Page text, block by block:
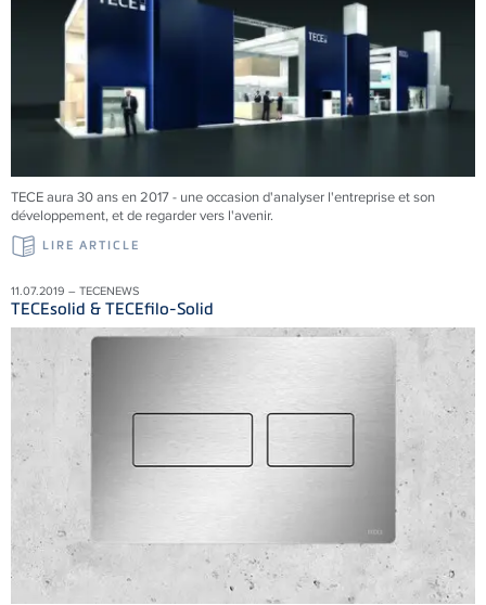
TECE aura 30 ans en 2017 - une occasion d'analyser l'entreprise et son
développement, et de regarder vers l'avenir.
LIRE ARTICLE
11.07.2019 – TECENEWS
TECEsolid & TECEfilo-Solid